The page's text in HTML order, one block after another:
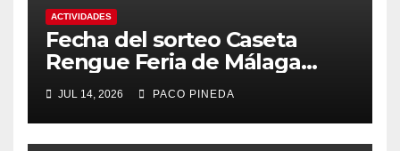
ACTIVIDADES
Fecha del sorteo Caseta
Rengue Feria de Málaga
2026
JUL 14, 2026 PACO PINEDA